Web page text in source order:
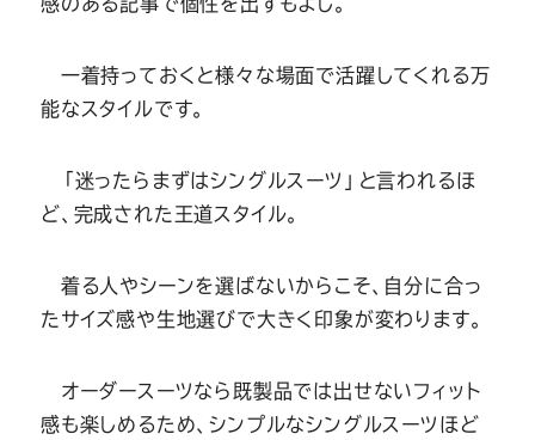
感のある記事で個性を出すもよし。
一着持っておくと様々な場面で活躍してくれる万
能なスタイルです。
「迷ったらまずはシングルスーツ」と言われるほ
ど、完成された王道スタイル。
着る人やシーンを選ばないからこそ、自分に合っ
たサイズ感や生地選びで大きく印象が変わります。
オーダースーツなら既製品では出せないフィット
感も楽しめるため、シンプルなシングルスーツほど